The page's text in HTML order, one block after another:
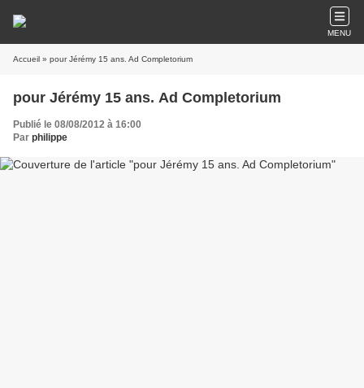
MENU
Accueil » pour Jérémy 15 ans. Ad Completorium
pour Jérémy 15 ans. Ad Completorium
Publié le 08/08/2012 à 16:00
Par philippe